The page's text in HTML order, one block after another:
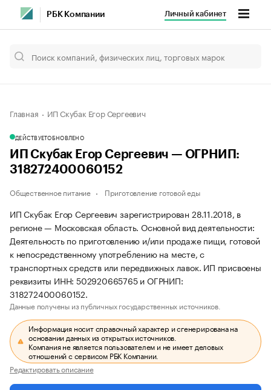
РБК Компании Личный кабинет
Главная ИП Скубак Егор Сергеевич
ДЕЙСТВУЕТОБНОВЛЕНО
ИП Скубак Егор Сергеевич — ОГРНИП:
318272400060152
Общественное питание Приготовление готовой еды
ИП Скубак Егор Сергеевич зарегистрирован 28.11.2018, в
регионе — Московская область. Основной вид деятельности:
Деятельность по приготовлению и/или продаже пищи, готовой
к непосредственному употреблению на месте, с
транспортных средств или передвижных лавок. ИП присвоены
реквизиты ИНН: 502920665765 и ОГРНИП:
318272400060152.
Данные получены из публичных государственных источников.
Информация носит справочный характер и сгенерирована на
основании данных из открытых источников.
Компания не является пользователем и не имеет деловых
отношений с сервисом РБК Компании.
Редактировать описание